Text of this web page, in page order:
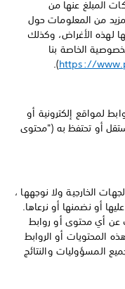
المبلغ عنها من
من المعلومات حول
لهذه الأغراض، وكذلك
الخاصة بنا
https://
).
لمواقع إلكترونية أو
أو تحتفظ به ("محتوى
الخارجية ولا نوجهها ،
أو نضمنها أو نرعاها.
عن أي محتوى أو روابط
المحتويات أو الروابط
المسؤوليات والنتائج